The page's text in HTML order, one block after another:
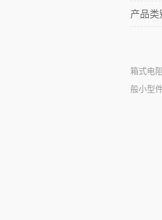
产品类
箱式电
般小型